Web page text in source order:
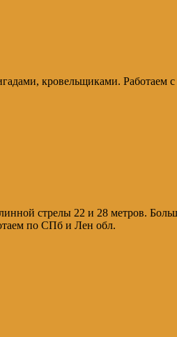
кровельщиками. Работаем
стрелы 22 и 28 метров.
по СПб и Лен обл.